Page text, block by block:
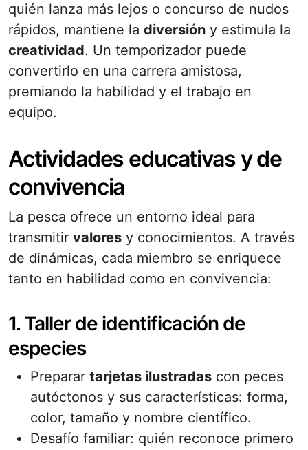
quién lanza más lejos o concurso de nudos
rápidos, mantiene la diversión y estimula la
creatividad. Un temporizador puede
convertirlo en una carrera amistosa,
premiando la habilidad y el trabajo en
equipo.
Actividades educativas y de
convivencia
La pesca ofrece un entorno ideal para
transmitir valores y conocimientos. A través
de dinámicas, cada miembro se enriquece
tanto en habilidad como en convivencia:
1. Taller de identificación de
especies
Preparar tarjetas ilustradas con peces
autóctonos y sus características: forma,
color, tamaño y nombre científico.
Desafío familiar: quién reconoce primero